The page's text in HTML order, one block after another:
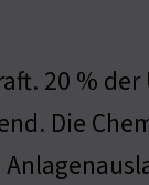
20 %
Die